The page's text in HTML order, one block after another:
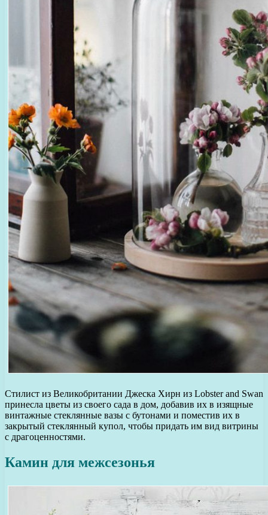
Стилист из Великобритании Джеска Хирн из Lobster and Swan
принесла цветы из своего сада в дом, добавив их в изящные
винтажные стеклянные вазы с бутонами и поместив их в
закрытый стеклянный купол, чтобы придать им вид витрины
с драгоценностями.
Камин для межсезонья